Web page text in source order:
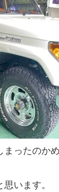
ったのか
います。